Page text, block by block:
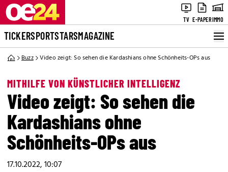
TV E-PAPERIMMO
TICKERSPORTSTARSMAGAZINE
Buzz Video zeigt: So sehen die Kardashians ohne Schönheits-OPs aus
MITHILFE VON KÜNSTLICHER INTELLIGENZ
Video zeigt: So sehen die
Kardashians ohne
Schönheits-OPs aus
17.10.2022, 10:07